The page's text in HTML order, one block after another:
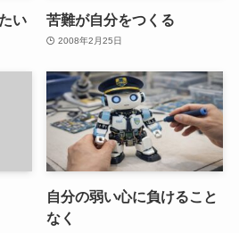
い 苦難が自分をつくる
2008年2月25日
自分の弱い心に負けること
なく